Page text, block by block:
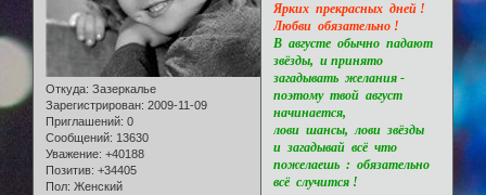
Откуда: Зазеркалье
Зарегистрирован: 2009-11-09
Приглашений: 0
Сообщений: 13630
Уважение: +40188
Позитив: +34405
Пол: Женский
Ярких прекрасных дней !
Любви обязательно !
В августе обычно падают
звёзды, и принято
загадывать желания -
поэтому твой август
начинается,
лови шансы, лови звёзды
и загадывай всё что
пожелаешь : обязательно
всё случится !